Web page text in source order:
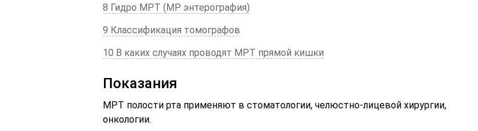
8 Гидро МРТ (МР энтерография)
9 Классификация томографов
10 В каких случаях проводят МРТ прямой кишки
Показания
МРТ полости рта применяют в стоматологии, челюстно-лицевой хирургии,
онкологии.